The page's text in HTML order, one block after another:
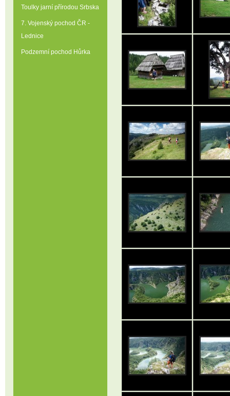
Toulky jarní přírodou Srbska
7. Vojenský pochod ČR -
Lednice
Podzemní pochod Hůrka